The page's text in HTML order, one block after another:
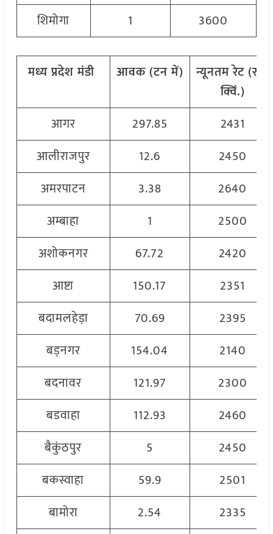
शिमोगा 1 3600
मध्यप्रदेश मंडी आवक(टनमें) न्यूनतमरेट(रु
क्विं.)
आगर
297.85
2431
आलीराजपुर
12.6
2450
अमरपाटन
3.38
2640
अम्बाहा
1
2500
अशोकनगर
67.72
2420
आष्टा
150.17
2351
बदामलहेड़ा
70.69
2395
बड़नगर
154.04
2140
बदनावर
121.97
2300
बडवाहा
112.93
2460
बैकुंठपुर
5
2450
बकस्वाहा
59.9
2501
बामोरा
2.54
2335